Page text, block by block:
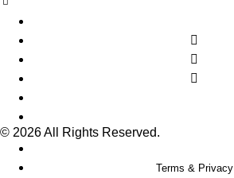
© 2026 All Rights Reserved.
Terms & Privacy